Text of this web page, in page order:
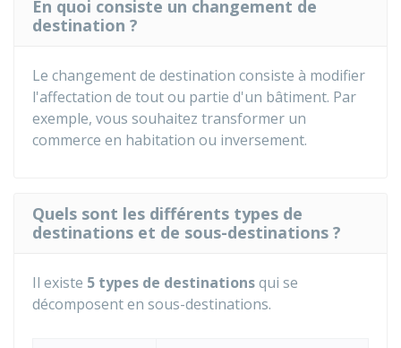
En quoi consiste un changement de
destination ?
Le changement de destination consiste à modifier
l'affectation de tout ou partie d'un bâtiment. Par
exemple, vous souhaitez transformer un
commerce en habitation ou inversement.
Quels sont les différents types de
destinations et de sous-destinations ?
Il existe 5 types de destinationsqui se
décomposent en sous-destinations.